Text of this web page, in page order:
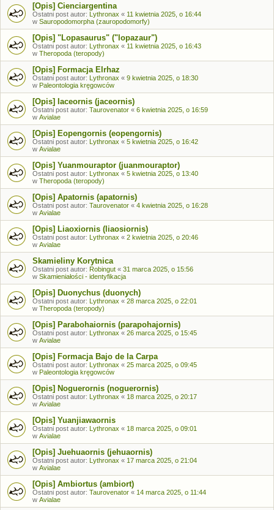
[Opis] Cienciargentina
Ostatni post autor: Lythronax « 11 kwietnia 2025, o 16:44
w Sauropodomorpha (zauropodomorfy)
[Opis] "Lopasaurus" ("lopazaur")
Ostatni post autor: Lythronax « 11 kwietnia 2025, o 16:43
w Theropoda (teropody)
[Opis] Formacja Elrhaz
Ostatni post autor: Lythronax « 9 kwietnia 2025, o 18:30
w Paleontologia kręgowców
[Opis] Iaceornis (jaceornis)
Ostatni post autor: Taurovenator « 6 kwietnia 2025, o 16:59
w Avialae
[Opis] Eopengornis (eopengornis)
Ostatni post autor: Lythronax « 5 kwietnia 2025, o 16:42
w Avialae
[Opis] Yuanmouraptor (juanmouraptor)
Ostatni post autor: Lythronax « 5 kwietnia 2025, o 13:40
w Theropoda (teropody)
[Opis] Apatornis (apatornis)
Ostatni post autor: Taurovenator « 4 kwietnia 2025, o 16:28
w Avialae
[Opis] Liaoxiornis (liaosiornis)
Ostatni post autor: Lythronax « 2 kwietnia 2025, o 20:46
w Avialae
Skamieliny Korytnica
Ostatni post autor: Robingut « 31 marca 2025, o 15:56
w Skamieniałości - identyfikacja
[Opis] Duonychus (duonych)
Ostatni post autor: Lythronax « 28 marca 2025, o 22:01
w Theropoda (teropody)
[Opis] Parabohaiornis (parapohajornis)
Ostatni post autor: Lythronax « 26 marca 2025, o 15:45
w Avialae
[Opis] Formacja Bajo de la Carpa
Ostatni post autor: Lythronax « 25 marca 2025, o 09:45
w Paleontologia kręgowców
[Opis] Noguerornis (noguerornis)
Ostatni post autor: Lythronax « 18 marca 2025, o 20:17
w Avialae
[Opis] Yuanjiawaornis
Ostatni post autor: Lythronax « 18 marca 2025, o 09:01
w Avialae
[Opis] Juehuaornis (jehuaornis)
Ostatni post autor: Lythronax « 17 marca 2025, o 21:04
w Avialae
[Opis] Ambiortus (ambiort)
Ostatni post autor: Taurovenator « 14 marca 2025, o 11:44
w Avialae